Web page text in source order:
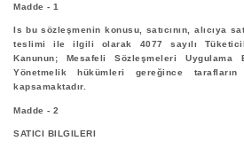
Madde - 1
Is bu sözleşmenin konusu, satıcının, alıcıya
teslimi ile ilgili olarak 4077 sayılı
Kanunun; Mesafeli Sözleşmeleri Uygulama
Yönetmelik hükümleri gereğince
kapsamaktadır.
Madde - 2
SATICI BILGILERI